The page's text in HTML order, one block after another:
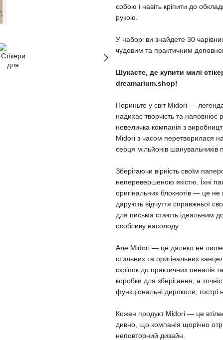
собою і навіть кріпити до
рукою.
У наборі ви знайдете 30
чудовим та практичним
Шукаєте, де купити милі
dreamarium.shop!
Пориньте у світ Midori —
надихає творчість та
невеличка компанія з
Midori з часом перетворилася
серця мільйонів шанувальників
Зберігаючи вірність своїм
неперевершеною якістю. Їхні
оригінальних блокнотів — це
дарують відчуття справжньої
для письма стають ідеальним
особливу насолоду.
Але Midori — це далеко не лише
стильних та оригінальних
скріпок до практичних пеналів
коробки для зберігання, а
функціональні дироколи, гострі
Кожен продукт Midori — це
дивно, що компанія щорічно
неповторний дизайн.